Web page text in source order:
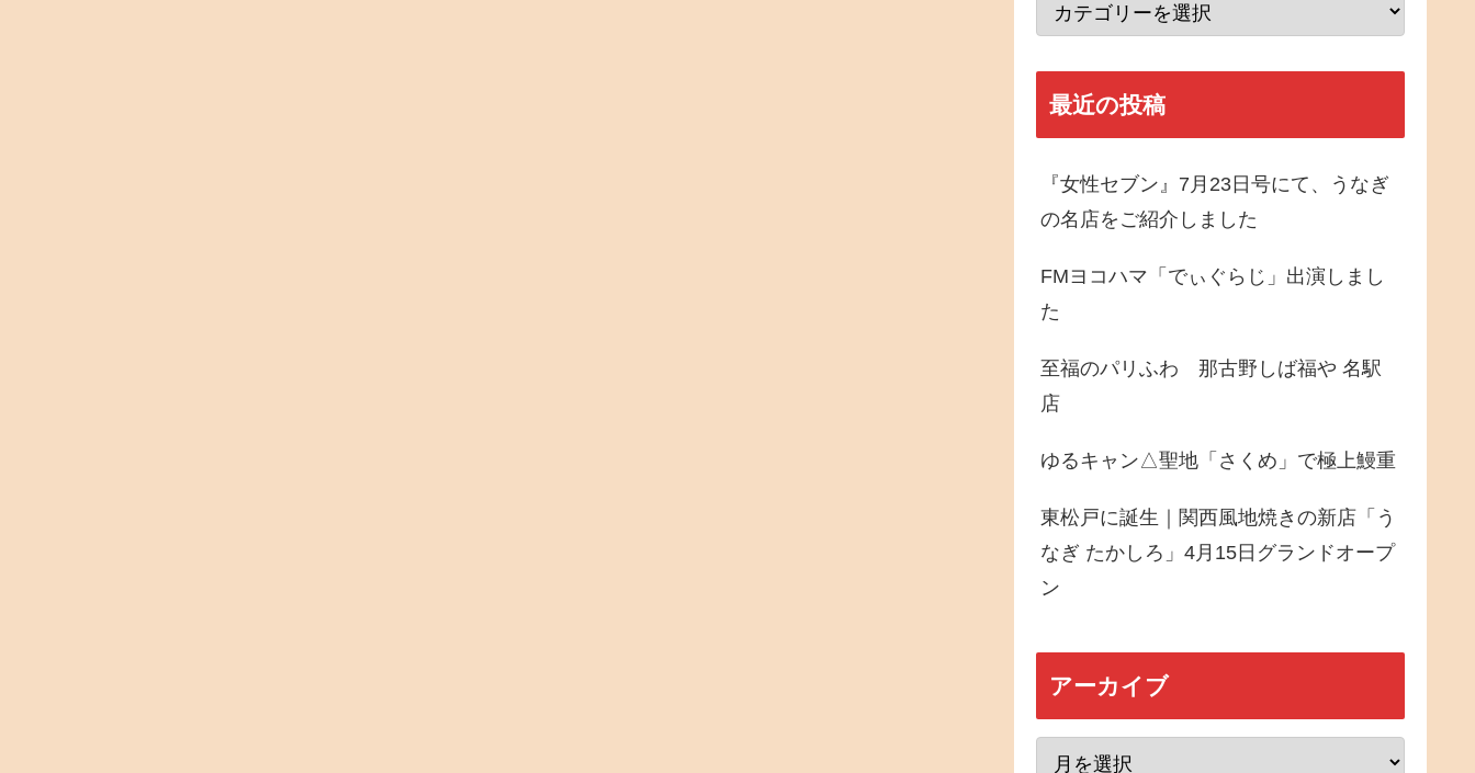
最近の投稿
『女性セブン』7月23日号にて、うなぎ
の名店をご紹介しました
FMヨコハマ「でぃぐらじ」出演しまし
た
至福のパリふわ 那古野しば福や 名駅
店
ゆるキャン△聖地「さくめ」で極上鰻重
東松戸に誕生｜関西風地焼きの新店「う
なぎ たかしろ」4月15日グランドオープ
ン
アーカイブ